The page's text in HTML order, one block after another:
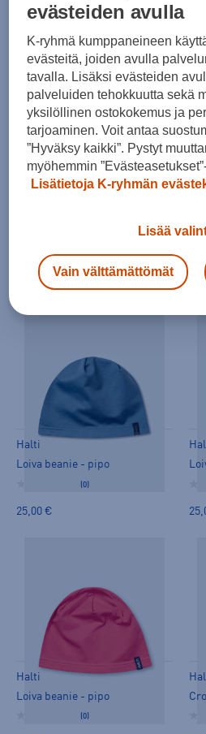
(0)
35,00 €
(0)
25,00 €
Halti
Loiva beanie - pipo
(0)
25,00 €
Halti
Loiva beanie - pipo
(0)
evästeiden avulla
K-ryhmä kumppaneineen
evästeitä, joiden avulla
tavalla. Lisäksi evästeiden
palveluiden tehokkuutta sekä
yksilöllinen ostokokemus ja
tarjoaminen. Voit antaa
”Hyväksy kaikki”. Pystyt
myöhemmin
Lisätietoja K-ryhmän
Lisää
Vain välttämättömät